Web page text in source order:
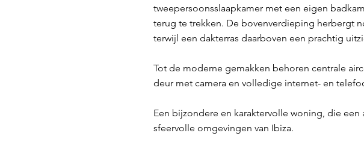
tweepersoonsslaapkamer met een eigen
terug te trekken. De bovenverdieping herbergt
terwijl een dakterras daarboven een prachtig
Tot de moderne gemakken behoren centrale
deur met camera en volledige internet- en
Een bijzondere en karaktervolle woning, die
sfeervolle omgevingen van Ibiza.